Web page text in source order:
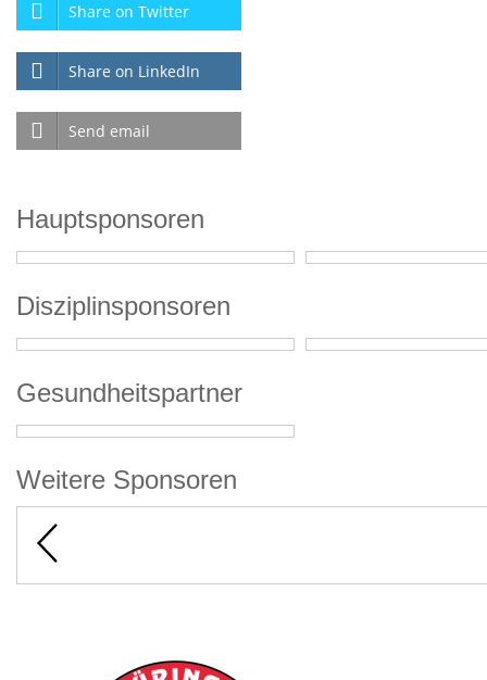
Share on Twitter
Share on LinkedIn
Send email
Hauptsponsoren
Disziplinsponsoren
Gesundheitspartner
Weitere Sponsoren